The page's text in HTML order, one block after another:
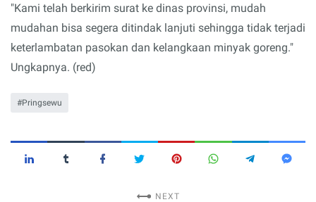
"Kami telah berkirim surat ke dinas provinsi, mudah
mudahan bisa segera ditindak lanjuti sehingga tidak terjadi
keterlambatan pasokan dan kelangkaan minyak goreng."
Ungkapnya. (red)
Pringsewu
NEXT